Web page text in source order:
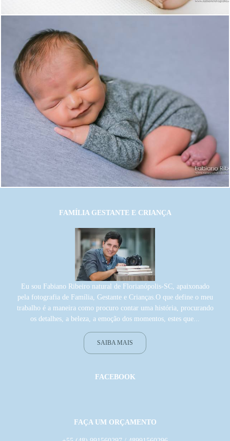
1843 0
FAMÍLIA GESTANTE E CRIANÇA
Eu sou Fabiano Ribeiro natural de Florianópolis-SC, apaixonado
pela fotografia de Família, Gestante e Crianças.O que define o meu
trabalho é a maneira como procuro contar uma história, procurando
os detalhes, a beleza, a emoção dos momentos, estes que...
SAIBA MAIS
FACEBOOK
FAÇA UM ORÇAMENTO